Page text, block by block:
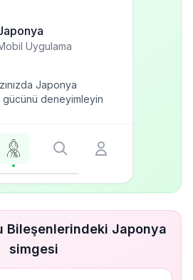
Uygulama
Japonya
gücünü deneyimleyin
Bileşenlerindeki Japonya
simgesi